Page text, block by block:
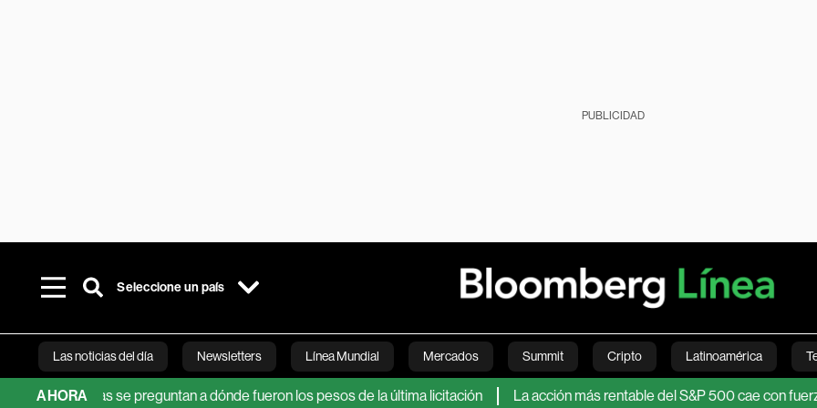
PUBLICIDAD
Seleccione un país
Las noticias del día Newsletters Línea Mundial Mercados Summit Cripto Latinoamérica
Bloomberg Green Economía Estilo de vida Mundo Videos
AHORA
analistas se preguntan a dónde fueron los pesos de la última licitación La acción más rentable del S&P 500 cae con fuerza tras